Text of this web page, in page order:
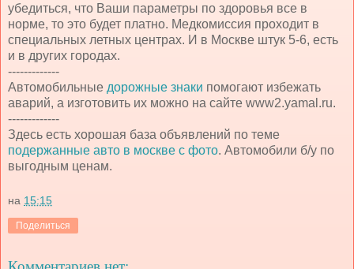
убедиться, что Ваши параметры по здоровья все в
норме, то это будет платно. Медкомиссия проходит в
специальных летных центрах. И в Москве штук 5-6, есть
и в других городах.
-------------
Автомобильные дорожные знаки помогают избежать
аварий, а изготовить их можно на сайте www2.yamal.ru.
-------------
Здесь есть хорошая база объявлений по теме
подержанные авто в москве с фото. Автомобили б/у по
выгодным ценам.
на 15:15
Поделиться